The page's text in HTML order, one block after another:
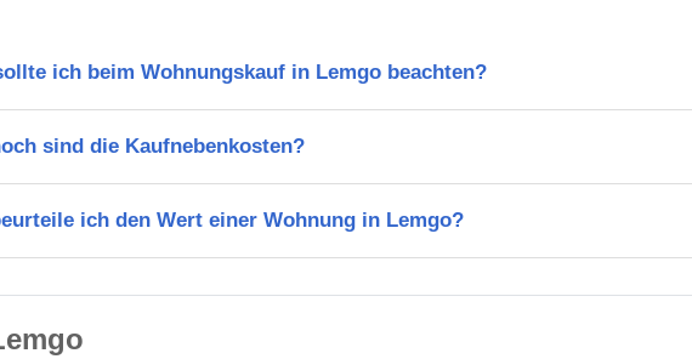
ich beim Wohnungskauf in Lemgo beachten?
sind die Kaufnebenkosten?
ich den Wert einer Wohnung in Lemgo?